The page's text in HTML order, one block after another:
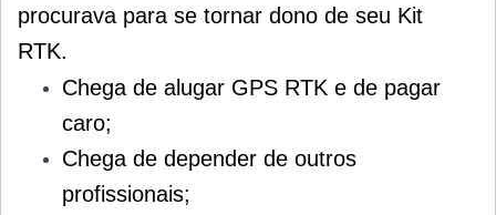
procurava para se tornar dono de seu Kit
RTK.
Chega de alugar GPS RTK e de pagar
caro;
Chega de depender de outros
profissionais;